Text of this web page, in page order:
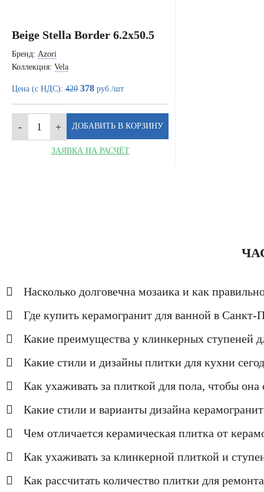
Beige Stella Border 6.2x50.5
Бренд: Azori
Коллекция: Vela
Цена (с НДС): 420 378 руб./шт
ЗАЯВКА НА РАСЧЁТ
Насколько долговечна мозаика и как
Где купить керамогранит для ванной в Санкт-
Какие преимущества у клинкерных ступеней
Какие стили и дизайны плитки для кухни
Как ухаживать за плиткой для пола, чтобы
Какие стили и варианты дизайна
Чем отличается керамическая плитка от
Как ухаживать за клинкерной плиткой и
Как рассчитать количество плитки для